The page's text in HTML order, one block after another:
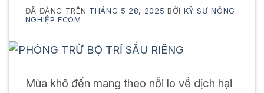
ĐÃ ĐĂNG TRÊN THÁNG 5 28, 2025 BỞI KỸ SƯ NÔNG
NGHIỆP ECOM
Mùa khô đến mang theo nỗi lo về dịch hại